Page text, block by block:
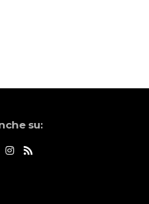
su: